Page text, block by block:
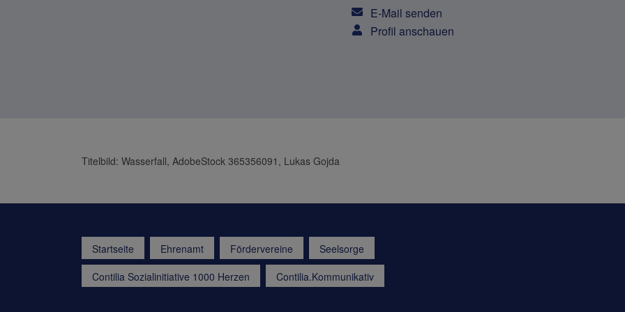
E-Mail senden
Profil anschauen
Titelbild: Wasserfall, AdobeStock 365356091, Lukas Gojda
Startseite Ehrenamt Fördervereine
Seelsorge
Contilia Sozialinitiative 1000 Herzen
Contilia.Kommunikativ